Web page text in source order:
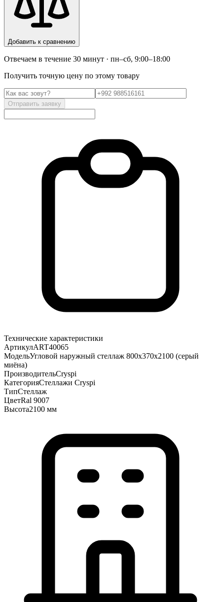
Добавить к сравнению
Отвечаем в течение 30 минут · пн–сб, 9:00–18:00
Получить точную цену по этому товару
Отправить заявку
Технические характеристики
АртикулART40065
МодельУгловой наружный стеллаж 800х370х2100 (серый
миёна)
ПроизводительCryspi
КатегорияСтеллажи Cryspi
ТипСтеллаж
ЦветRal 9007
Высота2100 мм